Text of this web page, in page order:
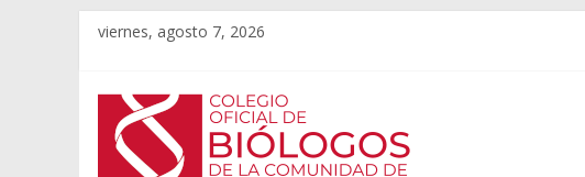
viernes, agosto 7, 2026